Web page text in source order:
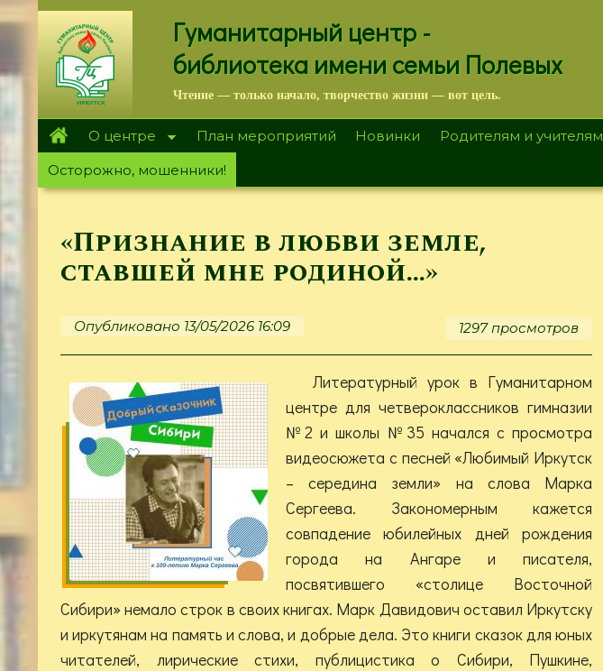
Перейти
к
основному
содержанию
Гуманитарный центр -
библиотека имени семьи Полевых
Чтение — только начало, творчество жизни — вот цель.
О центре План мероприятий Новинки Родителям и учителям
Осторожно, мошенники!
«Признание в любви земле,
ставшей мне родиной…»
Опубликовано 13/05/2026 16:09 1297 просмотров
Литературный урок в Гуманитарном
центре для четвероклассников гимназии
№2 и школы №35 начался с просмотра
видеосюжета с песней «Любимый Иркутск
– середина земли» на слова Марка
Сергеева. Закономерным кажется
совпадение юбилейных дней рождения
города на Ангаре и писателя,
посвятившего «столице Восточной
Сибири» немало строк в своих книгах. Марк Давидович оставил Иркутску
и иркутянам на память и слова, и добрые дела. Это книги сказок для юных
читателей, лирические стихи, публицистика о Сибири, Пушкине,